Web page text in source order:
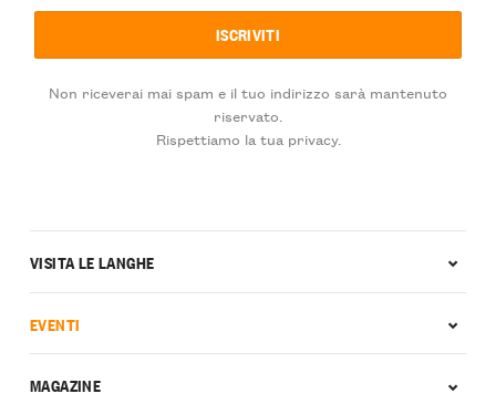
Non riceverai mai spam e il tuo indirizzo sarà mantenuto
riservato.
Rispettiamo la tua privacy.
VISITA LE LANGHE
EVENTI
MAGAZINE